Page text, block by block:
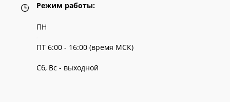
Режим работы:
ПН
-
ПТ 6:00 - 16:00 (время МСК)
Сб, Вс - выходной